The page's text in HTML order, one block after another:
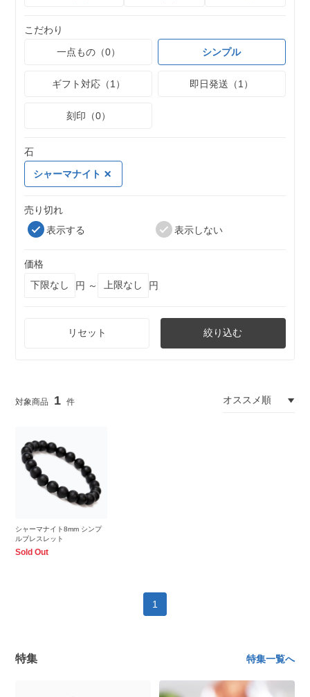
こだわり
一点もの（0）
シンプル
ギフト対応（1） 即日発送（1）
刻印（0）
石
シャーマナイト
売り切れ
表示する
表示しない
価格
円 ～
円
リセット 絞り込む
1
シャーマナイト8mm シンプ
ルブレスレット
Sold Out
1
特集 特集一覧へ